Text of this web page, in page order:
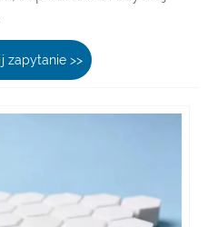
zapytanie >>